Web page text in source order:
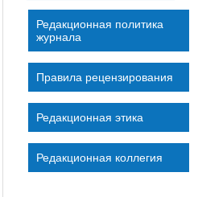
Редакционная политика
журнала
Правила рецензирования
Редакционная этика
Редакционная коллегия